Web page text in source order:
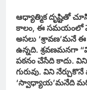
ఆధ్యాత్మిక దృష్టితో
కాలం, ఈ సమయంలో
అసలు ‘శ్రావణ’మనే
ఉన్నది. శ్రవణమనగా
పఠనం చేసేది కాదు.
గురువు. విని
‘స్వాధ్యాయ’మనేది